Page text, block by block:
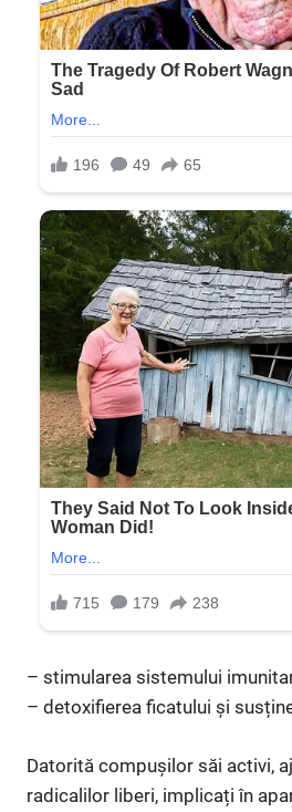
– stimularea sistemului
– detoxifierea ficatului și
Datorită compușilor săi activi,
radicalilor liberi, implicați în